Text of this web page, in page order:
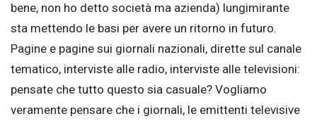
bene, non ho detto società ma azienda) lungimirante
sta mettendo le basi per avere un ritorno in futuro.
Pagine e pagine sui giornali nazionali, dirette sul canale
tematico, interviste alle radio, interviste alle televisioni:
pensate che tutto questo sia casuale? Vogliamo
veramente pensare che i giornali, le emittenti televisive